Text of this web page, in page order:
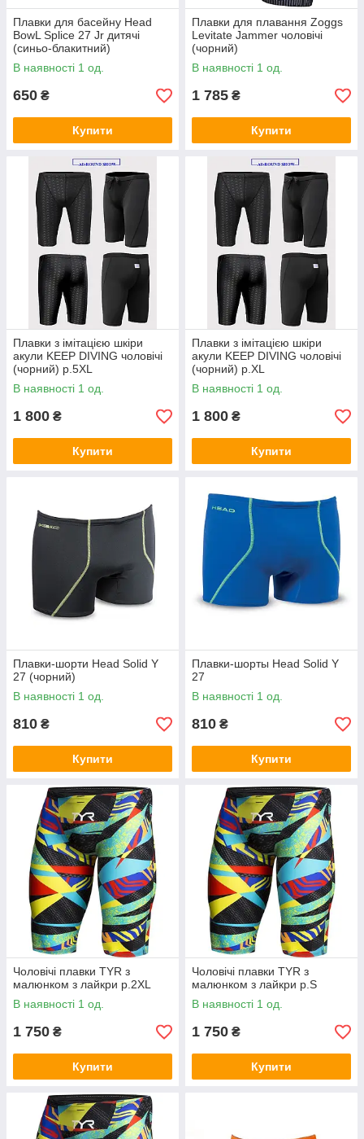
Плавки для басейну Head
BowL Splice 27 Jr дитячі
(синьо-блакитний)
В наявності 1 од.
650 ₴
Купити
Плавки для плавання Zoggs
Levitate Jammer чоловічі
(чорний)
В наявності 1 од.
1 785 ₴
Купити
Плавки з імітацією шкіри
акули KEEP DIVING чоловічі
(чорний) р.5XL
В наявності 1 од.
1 800 ₴
Купити
Плавки з імітацією шкіри
акули KEEP DIVING чоловічі
(чорний) р.XL
В наявності 1 од.
1 800 ₴
Купити
Плавки-шорти Head Solid Y
27 (чорний)
В наявності 1 од.
810 ₴
Купити
Плавки-шорты Head Solid Y
27
В наявності 1 од.
810 ₴
Купити
Чоловічі плавки TYR з
малюнком з лайкри p.2XL
В наявності 1 од.
1 750 ₴
Купити
Чоловічі плавки TYR з
малюнком з лайкри p.S
В наявності 1 од.
1 750 ₴
Купити